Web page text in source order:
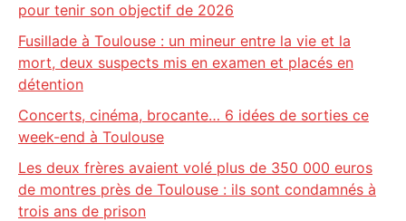
pour tenir son objectif de 2026
Fusillade à Toulouse : un mineur entre la vie et la
mort, deux suspects mis en examen et placés en
détention
Concerts, cinéma, brocante… 6 idées de sorties ce
week-end à Toulouse
Les deux frères avaient volé plus de 350 000 euros
de montres près de Toulouse : ils sont condamnés à
trois ans de prison